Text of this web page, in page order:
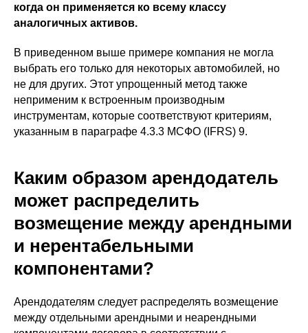
когда он применяется ко всему классу
аналогичных активов.
В приведенном выше примере компания не могла
выбрать его только для некоторых автомобилей, но
не для других. Этот упрощенный метод также
неприменим к встроенным производным
инструментам, которые соответствуют критериям,
указанным в параграфе 4.3.3 МСФО (IFRS) 9.
Каким образом арендодатель
может распределить
возмещение между арендными
и нерентабельными
компонентами?
Арендодателям следует распределять возмещение
между отдельными арендными и неарендными